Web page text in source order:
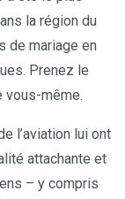
la région du
de mariage en
Prenez le
vous-même.
l’aviation lui ont
attachante et
– y compris